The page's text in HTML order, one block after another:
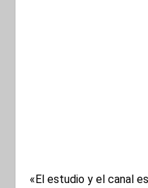
«El estudio y el canal